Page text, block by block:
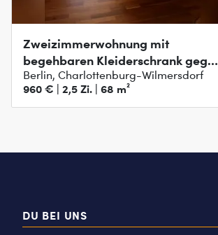
Zweizimmerwohnung mit
begehbaren Kleiderschrank gegen
größer
Berlin, Charlottenburg-Wilmersdorf
960 € | 2,5 Zi. | 68 m²
DU BEI UNS